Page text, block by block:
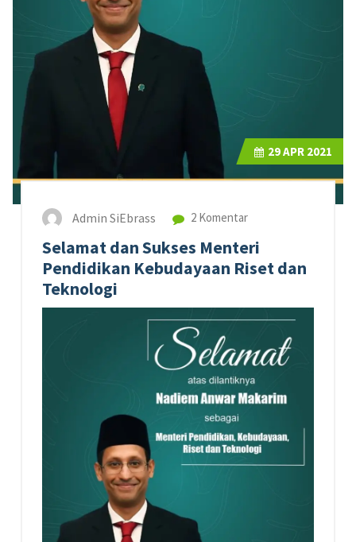
29APR 2021
Admin SiEbrass 2 Komentar
Selamat dan Sukses Menteri
Pendidikan Kebudayaan Riset dan
Teknologi